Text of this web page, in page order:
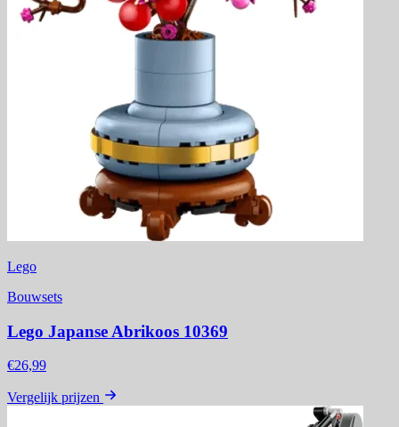
Lego
Bouwsets
Lego Japanse Abrikoos 10369
€26,99
Vergelijk prijzen